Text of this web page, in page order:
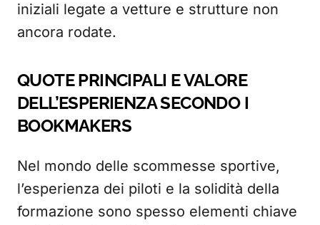
iniziali legate a vetture e strutture non
ancora rodate.
QUOTE PRINCIPALI E VALORE
DELL’ESPERIENZA SECONDO I
BOOKMAKERS
Nel mondo delle scommesse sportive,
l’esperienza dei piloti e la solidità della
formazione sono spesso elementi chiave